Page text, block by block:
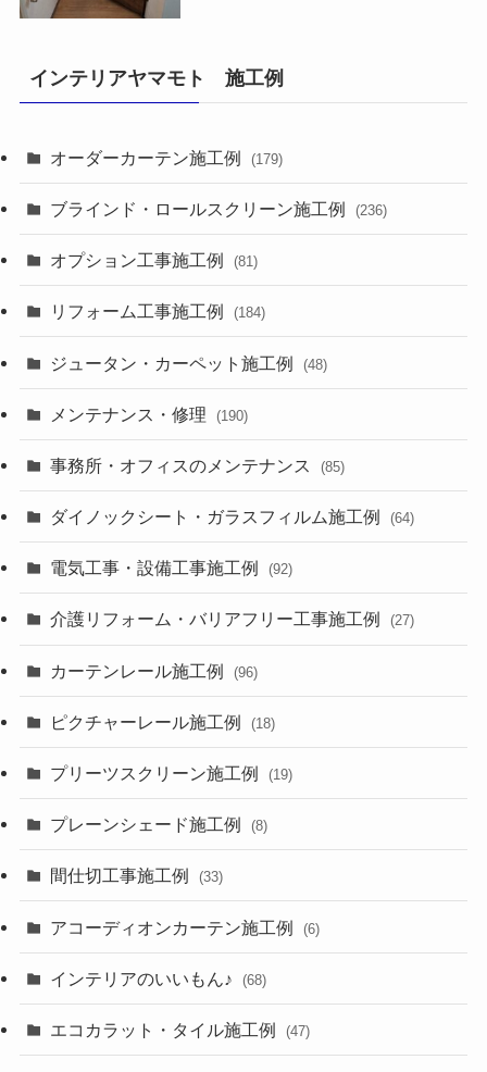
インテリアヤマモト 施工例
オーダーカーテン施工例 (179)
ブラインド・ロールスクリーン施工例 (236)
オプション工事施工例 (81)
リフォーム工事施工例 (184)
ジュータン・カーペット施工例 (48)
メンテナンス・修理 (190)
事務所・オフィスのメンテナンス (85)
ダイノックシート・ガラスフィルム施工例 (64)
電気工事・設備工事施工例 (92)
介護リフォーム・バリアフリー工事施工例 (27)
カーテンレール施工例 (96)
ピクチャーレール施工例 (18)
プリーツスクリーン施工例 (19)
プレーンシェード施工例 (8)
間仕切工事施工例 (33)
アコーディオンカーテン施工例 (6)
インテリアのいいもん♪ (68)
エコカラット・タイル施工例 (47)